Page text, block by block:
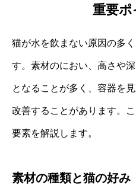
重要ポ
猫が水を飲まない原因の多
す。素材のにおい、高さや
となることが多く、容器を
改善することがあります。
要素を解説します。
素材の種類と猫の好み